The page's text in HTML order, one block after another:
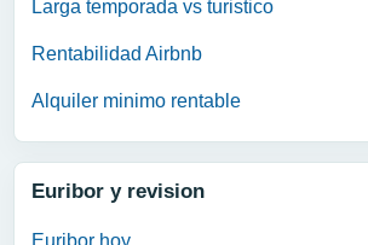
Larga temporada vs turistico
Rentabilidad Airbnb
Alquiler minimo rentable
Euribor y revision
Euribor hoy